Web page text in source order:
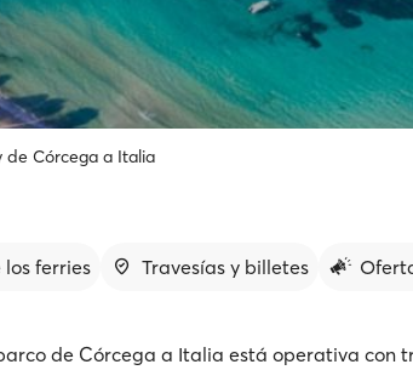
de Córcega a Italia
ferries Travesías y billetes
de Córcega a Italia está operativa con